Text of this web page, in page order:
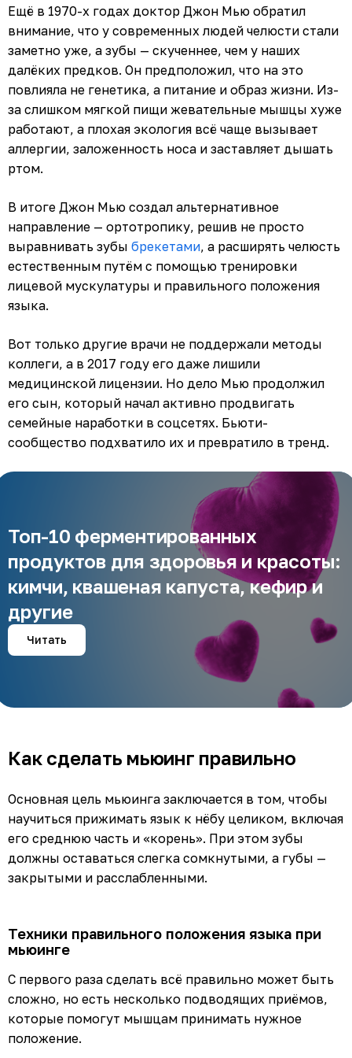
Ещё в 1970-х годах доктор Джон Мью обратил
внимание, что у современных людей челюсти стали
заметно уже, а зубы — скученнее, чем у наших
далёких предков. Он предположил, что на это
повлияла не генетика, а питание и образ жизни. Из-
за слишком мягкой пищи жевательные мышцы хуже
работают, а плохая экология всё чаще вызывает
аллергии, заложенность носа и заставляет дышать
ртом.
В итоге Джон Мью создал альтернативное
направление — ортотропику, решив не просто
выравнивать зубы брекетами, а расширять челюсть
естественным путём с помощью тренировки
лицевой мускулатуры и правильного положения
языка.
Вот только другие врачи не поддержали методы
коллеги, а в 2017 году его даже лишили
медицинской лицензии. Но дело Мью продолжил
его сын, который начал активно продвигать
семейные наработки в соцсетях. Бьюти-
сообщество подхватило их и превратило в тренд.
Топ-10 ферментированных
продуктов для здоровья и красоты:
кимчи, квашеная капуста, кефир и
другие
Читать
Как сделать мьюинг правильно
Основная цель мьюинга заключается в том, чтобы
научиться прижимать язык к нёбу целиком, включая
его среднюю часть и «корень». При этом зубы
должны оставаться слегка сомкнутыми, а губы —
закрытыми и расслабленными.
Техники правильного положения языка при
мьюинге
С первого раза сделать всё правильно может быть
сложно, но есть несколько подводящих приёмов,
которые помогут мышцам принимать нужное
положение.